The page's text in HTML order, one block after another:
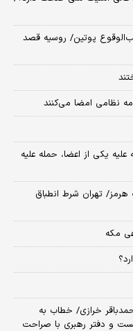
پوتین/ روسیه قصد
یکی از اعضا، حمله علیه
هرمز/ تهران شرط انطباق
مکه
خرازی/ خطاب به
و دفتر رهبری با صراحت